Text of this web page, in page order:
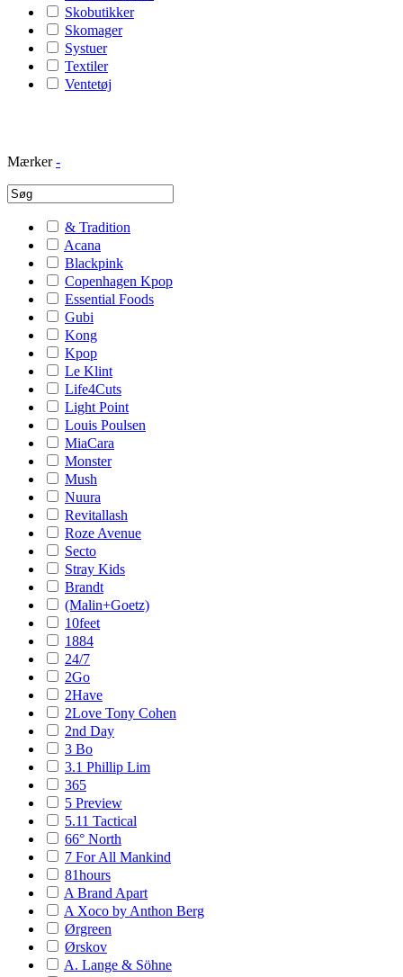
Skobutikker
Skomager
Systuer
Textiler
Ventetøj
Mærker -
& Tradition
Acana
Blackpink
Copenhagen Kpop
Essential Foods
Gubi
Kong
Kpop
Le Klint
Life4Cuts
Light Point
Louis Poulsen
MiaCara
Monster
Mush
Nuura
Revitallash
Roze Avenue
Secto
Stray Kids
Brandt
(Malin+Goetz)
10feet
1884
24/7
2Go
2Have
2Love Tony Cohen
2nd Day
3 Bo
3.1 Phillip Lim
365
5 Preview
5.11 Tactical
66° North
7 For All Mankind
81hours
A Brand Apart
A Xoco by Anthon Berg
Ørgreen
Ørskov
A. Lange & Söhne